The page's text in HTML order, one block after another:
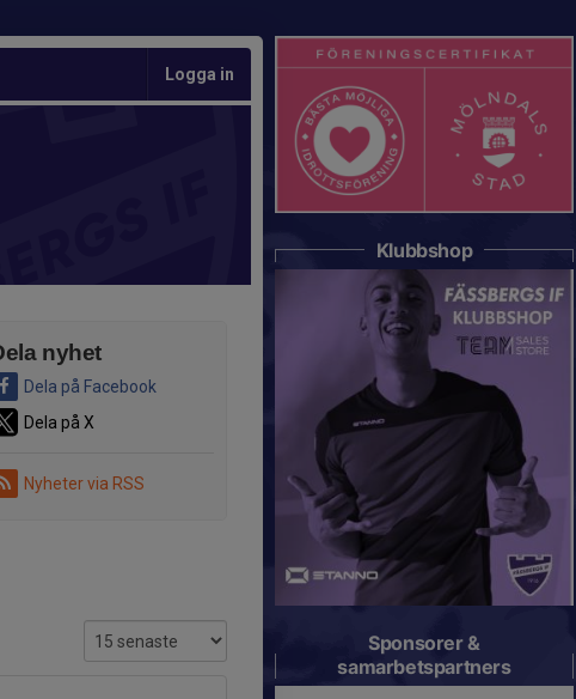
Logga in
nyhet
Dela på Facebook
Dela på X
Nyheter via RSS
Klubbshop
Sponsorer &
samarbetspartners